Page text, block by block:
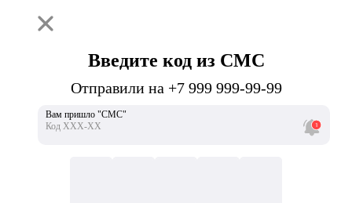
Введите код из СМС
Отправили на +7 999 999-99-99
Вам пришло "СМС"
Код ХХХ-ХХ